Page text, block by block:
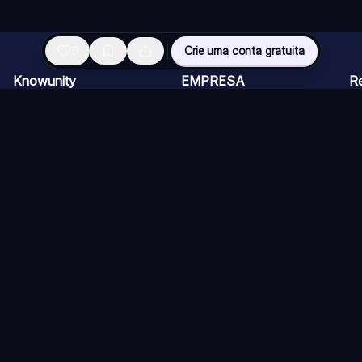
Crie uma conta gratuita
Knowunity EMPRESA